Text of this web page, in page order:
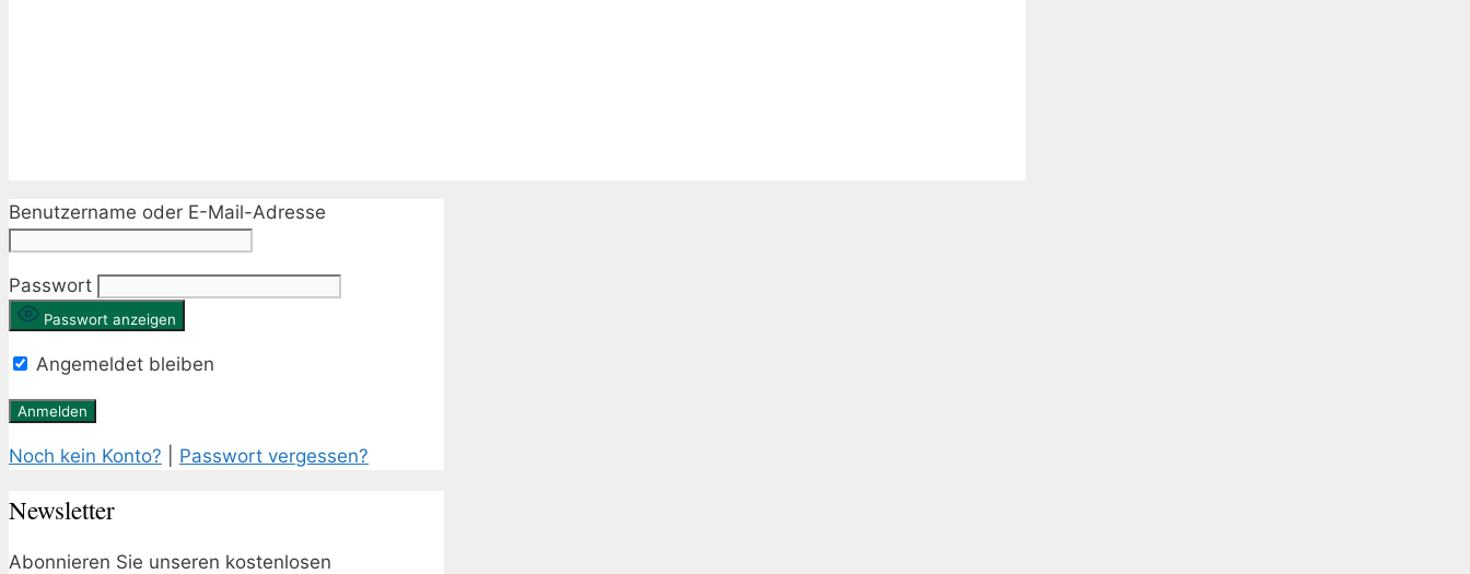
Benutzername oder E-Mail-Adresse
Passwort
Passwort anzeigen
Angemeldet bleiben
Noch kein Konto? Passwort vergessen?
Newsletter
Abonnieren Sie unseren kostenlosen